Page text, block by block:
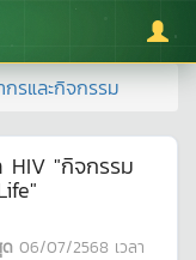
รและกิจกรรม
HIV "กิจกรรม
06/07/2568 เวลา